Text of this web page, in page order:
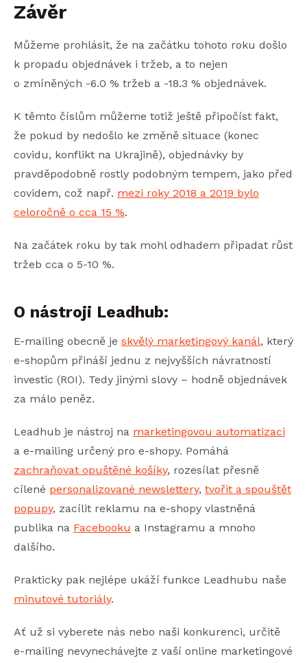
Závěr
Můžeme prohlásit, že na začátku tohoto roku došlo
k propadu objednávek i tržeb, a to nejen
o zmíněných -6.0 % tržeb a -18.3 % objednávek.
K těmto číslům můžeme totiž ještě připočíst fakt,
že pokud by nedošlo ke změně situace (konec
covidu, konflikt na Ukrajině), objednávky by
pravděpodobně rostly podobným tempem, jako před
covidem, což např. mezi roky 2018 a 2019 bylo
celoročně o cca 15 %.
Na začátek roku by tak mohl odhadem připadat růst
tržeb cca o 5-10 %.
O nástroji Leadhub:
E-mailing obecně je skvělý marketingový kanál, který
e-shopům přináší jednu z nejvyšších návratností
investic (ROI). Tedy jinými slovy – hodně objednávek
za málo peněz.
Leadhub je nástroj na marketingovou automatizaci
a e-mailing určený pro e-shopy. Pomáhá
zachraňovat opuštěné košíky, rozesílat přesně
cílené personalizované newslettery, tvořit a spouštět
popupy, zacílit reklamu na e-shopy vlastněná
publika na Facebooku a Instagramu a mnoho
dalšího.
Prakticky pak nejlépe ukáží funkce Leadhubu naše
minutové tutoriály.
Ať už si vyberete nás nebo naši konkurenci, určitě
e-mailing nevynechávejte z vaší online marketingové